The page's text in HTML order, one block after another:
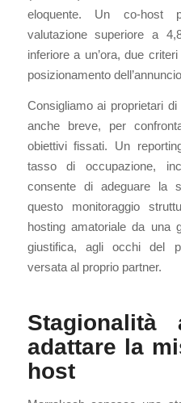
eloquente. Un co-host
valutazione superiore a
inferiore a un’ora, due
posizionamento
Consigliamo ai proprietari
anche breve, per
obiettivi fissati. Un
tasso di occupazione,
consente di adeguare la
questo monitoraggio
hosting amatoriale da una
giustifica, agli occhi del
versata al proprio partner.
Stagionalità
adattare la
host